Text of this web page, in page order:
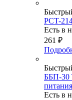
PCT-
Есть в
261 ₽
ББП-30
Есть в